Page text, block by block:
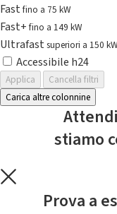
Fastfino a 75 kW
Fast+fino a 149 kW
Ultrafast superiori a 150 kW
Accessibile h24
Applica
Cancella filtri
Carica altre colonnine
stiamo
Prova a